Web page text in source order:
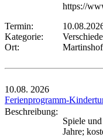
https://
Termin:
Kategorie:
Ort:
10.08. 2026
Ferienprogramm-
Beschreibung:
Spiele
Jahre;